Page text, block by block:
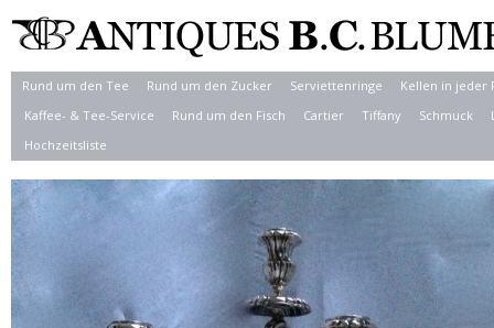
Rund um den Tee Rund um den Zucker Serviettenringe
Kellen in jeder
Kaffee- & Tee-Service
Rund um den Fisch Cartier Tiffany Schmuck
Hochzeitsliste